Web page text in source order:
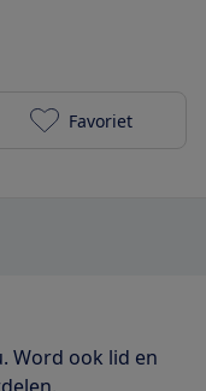
HP Officejet
Favoriet
Word ook lid en